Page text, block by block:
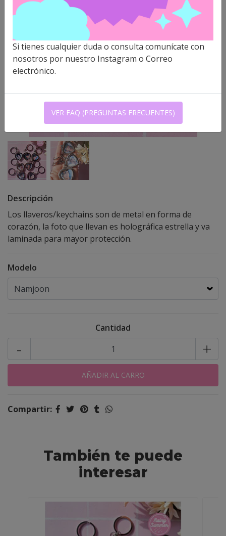
Descripción
Los llaveros/keychains son de metal en forma de
corazón, la foto que llevan es holográfica estrella y va
laminada para mayor protección.
Modelo
Cantidad
+
-
Compartir:
También te puede
interesar
Si tienes cualquier duda o consulta comunícate con
nosotros por nuestro Instagram o Correo
electrónico.
VER FAQ (PREGUNTAS FRECUENTES)